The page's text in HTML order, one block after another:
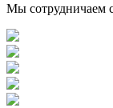
Мы сотрудничаем